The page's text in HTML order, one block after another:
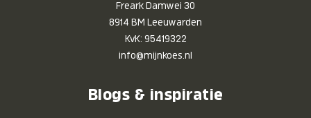
Freark Damwei 30
8914 BM Leeuwarden
KvK: 95419322
info@mijnkoes.nl
Blogs & inspiratie